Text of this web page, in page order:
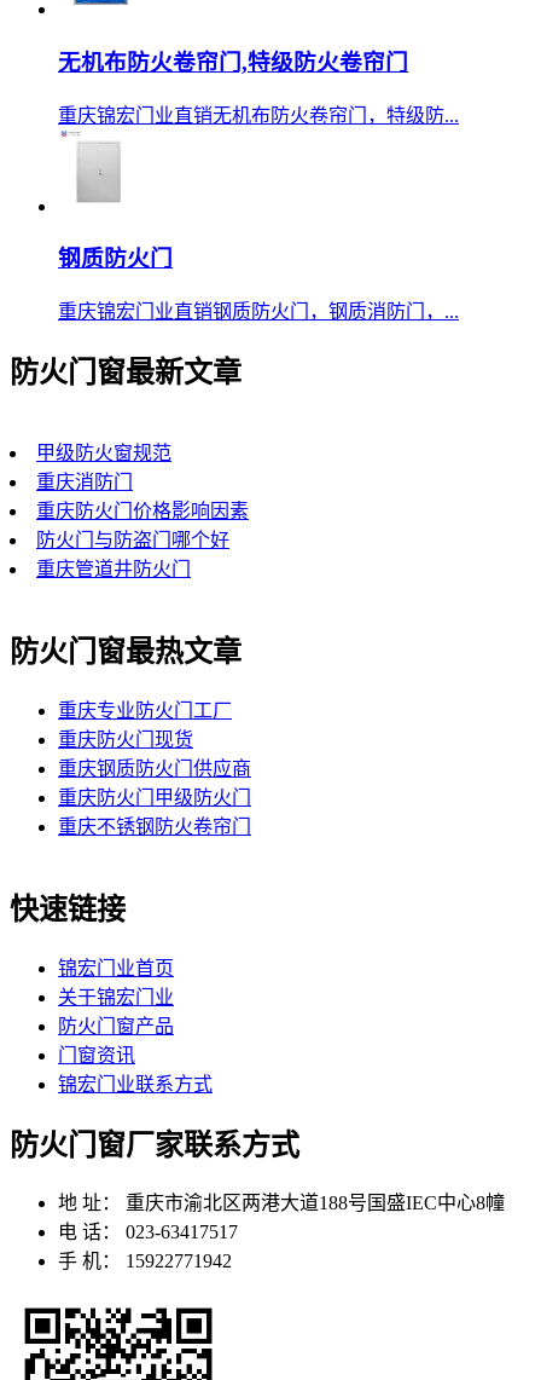
无机布防火卷帘门,特级防火卷帘门
重庆锦宏门业直销无机布防火卷帘门，特级防...
钢质防火门
重庆锦宏门业直销钢质防火门，钢质消防门，...
防火门窗最新文章
甲级防火窗规范
重庆消防门
重庆防火门价格影响因素
防火门与防盗门哪个好
重庆管道井防火门
防火门窗最热文章
重庆专业防火门工厂
重庆防火门现货
重庆钢质防火门供应商
重庆防火门甲级防火门
重庆不锈钢防火卷帘门
快速链接
锦宏门业首页
关于锦宏门业
防火门窗产品
门窗资讯
锦宏门业联系方式
防火门窗厂家联系方式
地 址：
重庆市渝北区两港大道188号国盛IEC中心8幢
电 话：
023-63417517
手 机：
15922771942